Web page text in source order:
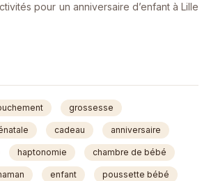
pour un anniversaire d’enfant à Lille
grossesse
cadeau anniversaire
haptonomie chambre de bébé
enfant poussette bébé